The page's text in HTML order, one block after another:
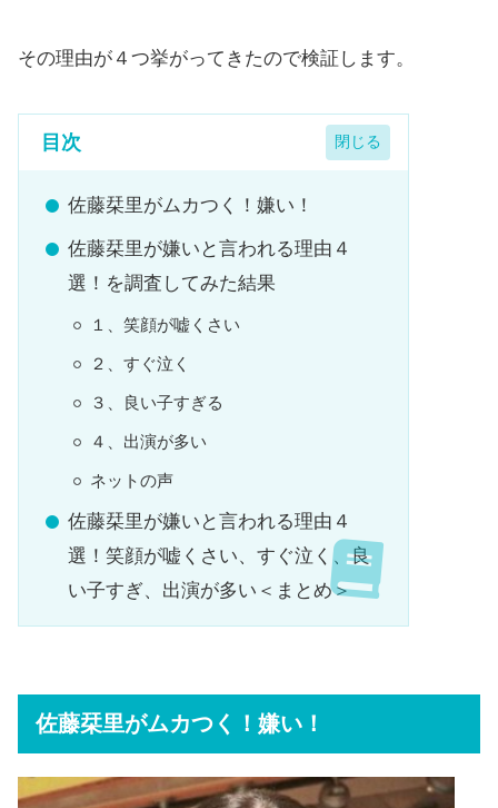
その理由が４つ挙がってきたので検証します。
目次
佐藤栞里がムカつく！嫌い！
佐藤栞里が嫌いと言われる理由４
選！を調査してみた結果
１、笑顔が嘘くさい
２、すぐ泣く
３、良い子すぎる
４、出演が多い
ネットの声
佐藤栞里が嫌いと言われる理由４
選！笑顔が嘘くさい、すぐ泣く、良
い子すぎ、出演が多い＜まとめ＞
佐藤栞里がムカつく！嫌い！